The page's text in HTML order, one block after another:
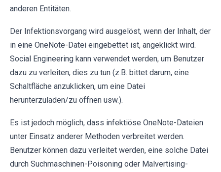
anderen Entitäten.
Der Infektionsvorgang wird ausgelöst, wenn der Inhalt, der
in eine OneNote-Datei eingebettet ist, angeklickt wird.
Social Engineering kann verwendet werden, um Benutzer
dazu zu verleiten, dies zu tun (z.B. bittet darum, eine
Schaltfläche anzuklicken, um eine Datei
herunterzuladen/zu öffnen usw.).
Es ist jedoch möglich, dass infektiöse OneNote-Dateien
unter Einsatz anderer Methoden verbreitet werden.
Benutzer können dazu verleitet werden, eine solche Datei
durch Suchmaschinen-Poisoning oder Malvertising-